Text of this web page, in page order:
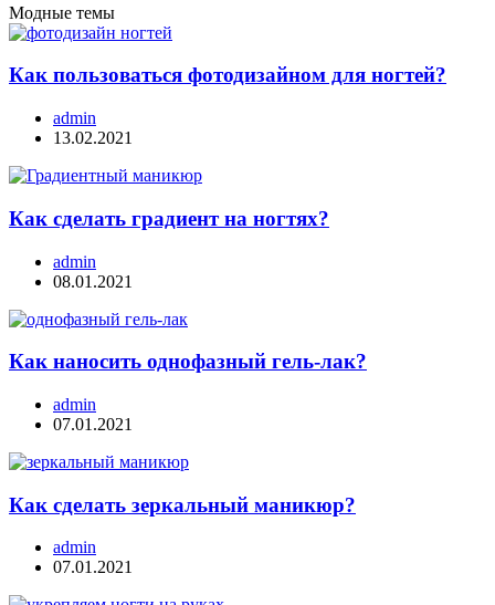
Модные темы
Как пользоваться фотодизайном для ногтей?
admin
13.02.2021
Как сделать градиент на ногтях?
admin
08.01.2021
Как наносить однофазный гель-лак?
admin
07.01.2021
Как сделать зеркальный маникюр?
admin
07.01.2021